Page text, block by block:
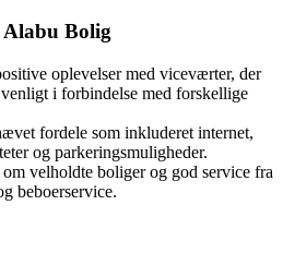
Alabu Bolig
oplevelser med viceværter, der
i forbindelse med forskellige
fordele som inkluderet internet,
og parkeringsmuligheder.
velholdte boliger og god service fra
beboerservice.